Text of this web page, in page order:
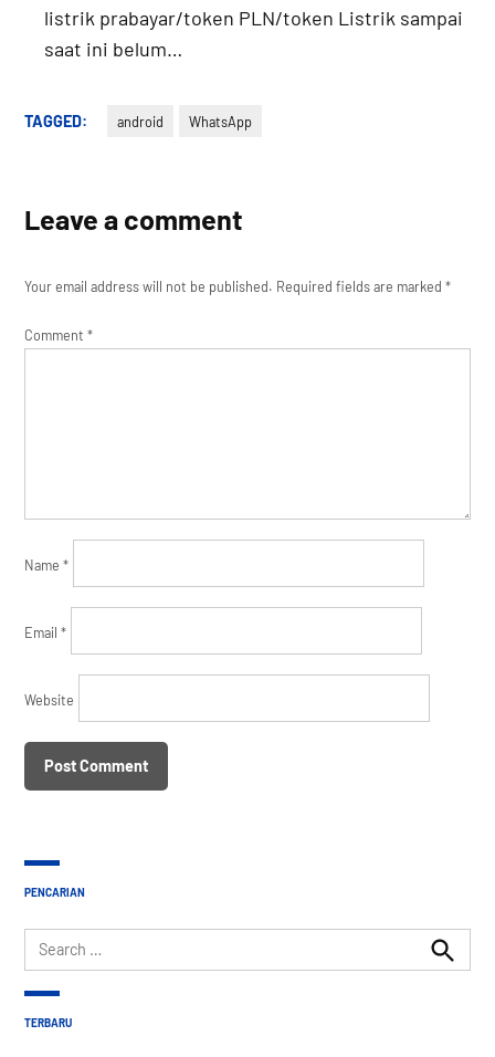
listrik prabayar/token PLN/token Listrik sampai
saat ini belum…
TAGGED: android WhatsApp
Leave a comment
Your email address will not be published. Required fields are marked*
Comment*
Name*
Email*
Website
PENCARIAN
Search
for:
Search
TERBARU